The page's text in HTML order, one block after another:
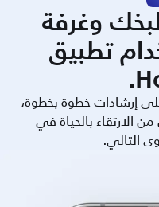
وغرفة
تطبيق
إرشادات خطوة بخطوة،
الارتقاء بالحياة في
التالي.